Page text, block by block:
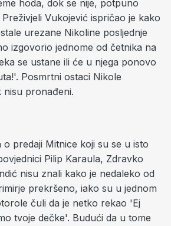
hoda, dok se nije, potpuno
Vukojević ispričao je kako
urezane Nikoline posljednje
izgovorio jednome od četnika na
se ustane ili će u njega ponovo
Posmrtni ostaci Nikole
nisu pronađeni.
predaji Mitnice koji su se u isto
Pilip Karaula, Zdravko
nisu znali kako je nedaleko od
prekršeno, iako su u jednom
čuli da je netko rekao 'Ej
tvoje dečke'. Budući da u tome